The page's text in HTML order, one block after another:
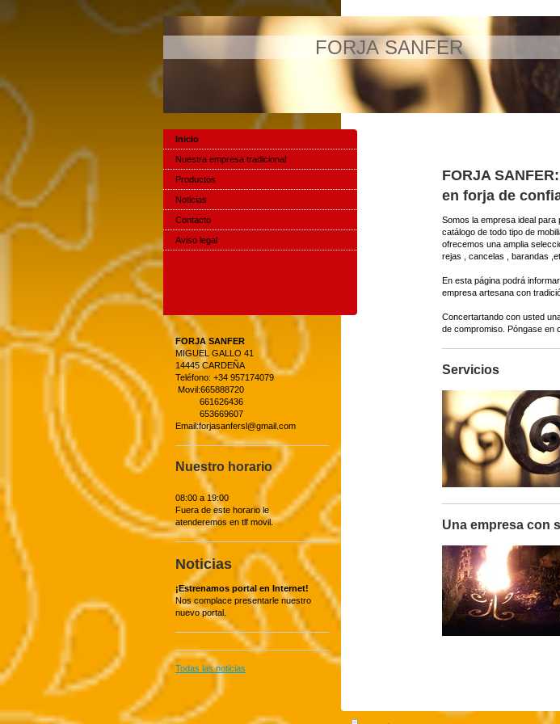
FORJA SANFER
FORJA
en forja de
Somos la empresa ideal
catálogo de todo tipo de
ofrecemos una amplia
rejas , cancelas , barandas
En esta página podrá
empresa artesana con
Concertartando con usted
de compromiso. Póngase en
Servicios
Una empresa con
Inicio
Nuestra empresa tradicional
Productos
Noticias
Contacto
Aviso legal
FORJA SANFER
MIGUEL GALLO 41
14445 CARDEÑA
Teléfono: +34 957174079
Movil:665888720
661626436
653669607
Email:forjasanfersl@gmail.com
Nuestro horario
08:00 a 19:00
Fuera de este horario le
atenderemos en tlf movil.
Noticias
¡Estrenamos portal en Internet!
Nos complace presentarle nuestro
nuevo portal.
Todas las noticias